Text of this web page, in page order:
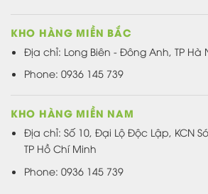
KHO HÀNG MIỀN BẮC
Địa chỉ: Long Biên - Đông Anh, TP Hà
Phone: 0936 145 739
KHO HÀNG MIỀN NAM
Địa chỉ: Số 10, Đại Lộ Độc Lập, KCN
TP Hồ Chí Minh
Phone: 0936 145 739